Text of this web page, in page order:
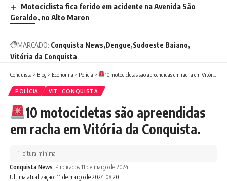
Motociclista fica ferido em acidente na Avenida São
Geraldo, no Alto Maron
MARCADO: Conquista News Dengue Sudoeste Baiano
Vitória da Conquista
Conquista > Blog > Economia > Polícia > 10 motocicletas são apreendidas em racha em Vitória da Conquista.
POLÍCIA VIT. CONQUISTA
10 motocicletas são apreendidas
em racha em Vitória da Conquista.
Ultima atualização: 11 de março de 2024 08:20
Conquista News Publicados 11 de março de 2024
1 leitura mínima